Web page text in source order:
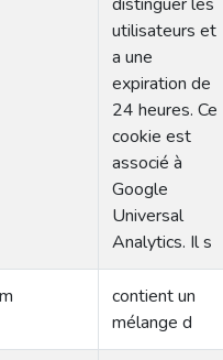
utilisateurs et
a une
expiration de
24 heures. Ce
cookie est
associé à
Google
Universal
Analytics. Il s
contient un
mélange d